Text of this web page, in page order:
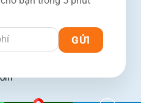
Nội
12, Quận 10, TP. Hồ Chí
001